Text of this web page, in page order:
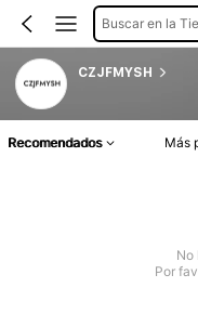
Buscar en la
CZJFMYSH
Recomendados Más
No
Por